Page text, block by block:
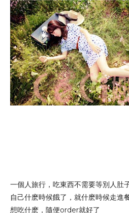
一個人旅行，吃東西不需要等別人肚
自己什麽時候餓了，就什麽時候走進
想吃什麽，隨便order就好了